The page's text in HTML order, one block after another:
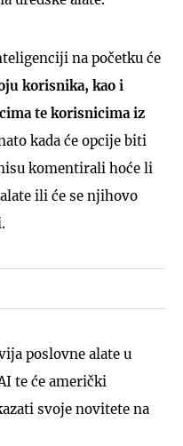
na početku će
korisnika, kao i
te korisnicima iz
kada će opcije biti
komentirali hoće li
ili će se njihovo
poslovne alate u
te će američki
svoje novitete na